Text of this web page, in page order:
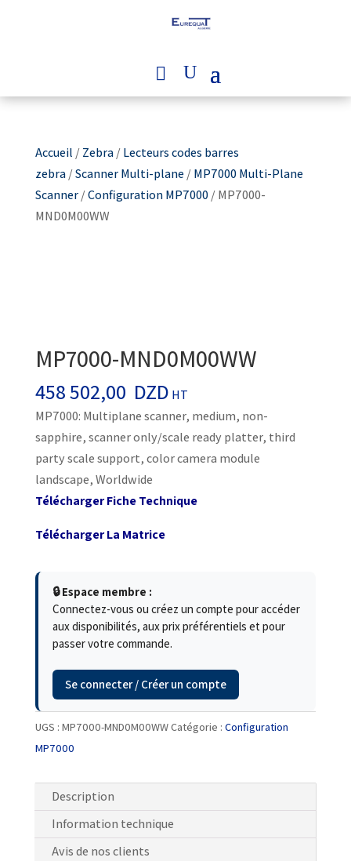
Accueil /Zebra/Lecteurs codes barres
zebra/Scanner Multi-plane/MP7000 Multi-Plane
Scanner/Configuration MP7000/ MP7000-
MND0M00WW
MP7000-MND0M00WW
458 502,00 DZD HT
MP7000: Multiplane scanner, medium, non-
sapphire, scanner only/scale ready platter, third
party scale support, color camera module
landscape, Worldwide
Télécharger Fiche Technique
Télécharger La Matrice
🔒 Espace membre :
Connectez-vous ou créez un compte pour accéder
aux disponibilités, aux prix préférentiels et pour
passer votre commande.
Se connecter / Créer un compte
UGS : MP7000-MND0M00WWCatégorie : Configuration
MP7000
Description
Information technique
Avis de nos clients